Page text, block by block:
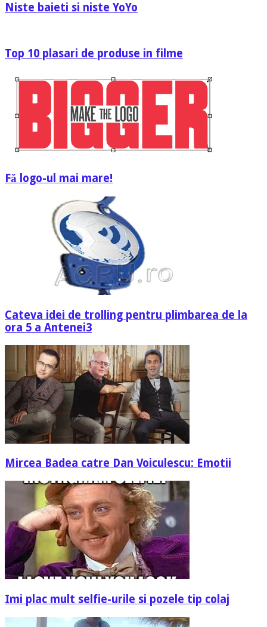
Niste baieti si niste YoYo
Top 10 plasari de produse in filme
Fă logo-ul mai mare!
Cateva idei de trolling pentru plimbarea de la
ora 5 a Antenei3
Mircea Badea catre Dan Voiculescu: Emotii
Imi plac mult selfie-urile si pozele tip colaj